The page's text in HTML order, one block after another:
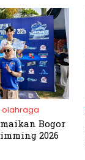
olahraga
Bogor
2026